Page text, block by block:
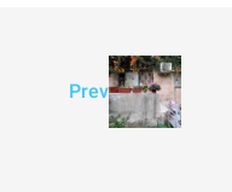
Prev